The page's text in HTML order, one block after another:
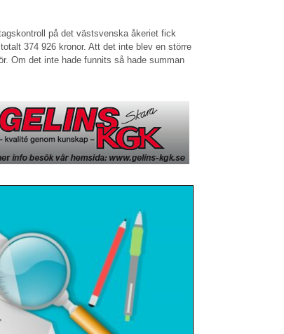
på det västsvenska åkeriet fick
374 926 kronor. Att det inte blev en större
Om det inte hade funnits så hade summan